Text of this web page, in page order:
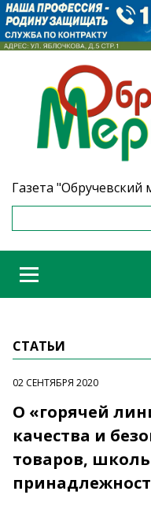
Газета "Обручевский
СТАТЬИ
02 СЕНТЯБРЯ 2020
О «горячей
качества и
товаров,